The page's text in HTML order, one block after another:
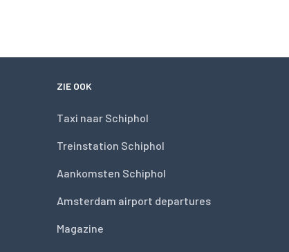
ZIE OOK
Taxi naar Schiphol
Treinstation Schiphol
Aankomsten Schiphol
Amsterdam airport departures
Magazine